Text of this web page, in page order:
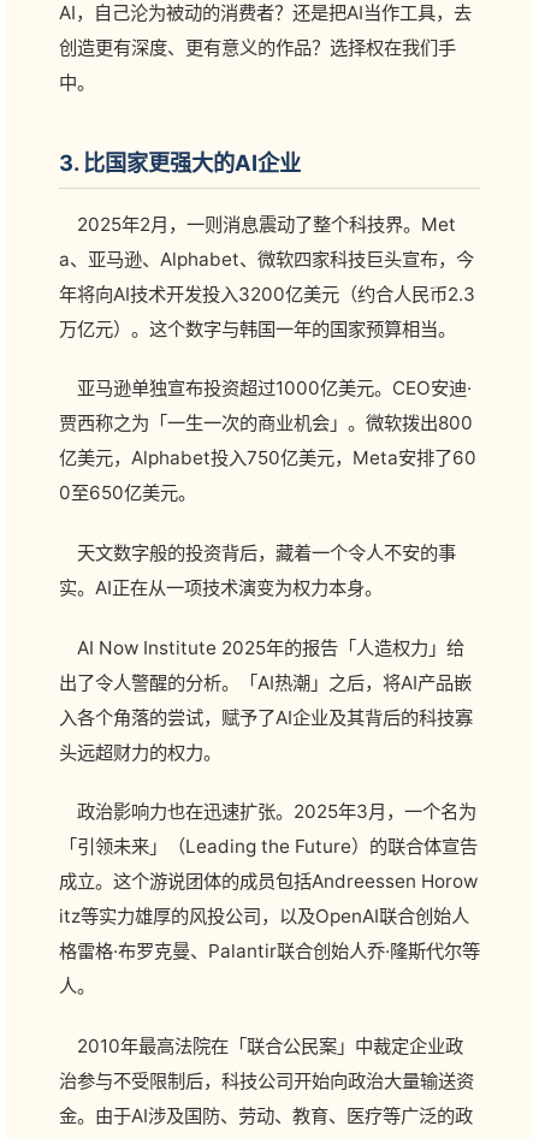
AI，自己沦为被动的消费者？还是把AI当作工具，去
创造更有深度、更有意义的作品？选择权在我们手
中。
3. 比国家更强大的AI企业
2025年2月，一则消息震动了整个科技界。Met
a、亚马逊、Alphabet、微软四家科技巨头宣布，今
年将向AI技术开发投入3200亿美元（约合人民币2.3
万亿元）。这个数字与韩国一年的国家预算相当。
亚马逊单独宣布投资超过1000亿美元。CEO安迪·
贾西称之为「一生一次的商业机会」。微软拨出800
亿美元，Alphabet投入750亿美元，Meta安排了60
0至650亿美元。
天文数字般的投资背后，藏着一个令人不安的事
实。AI正在从一项技术演变为权力本身。
AI Now Institute 2025年的报告「人造权力」给
出了令人警醒的分析。「AI热潮」之后，将AI产品嵌
入各个角落的尝试，赋予了AI企业及其背后的科技寡
头远超财力的权力。
政治影响力也在迅速扩张。2025年3月，一个名为
「引领未来」（Leading the Future）的联合体宣告
成立。这个游说团体的成员包括Andreessen Horow
itz等实力雄厚的风投公司，以及OpenAI联合创始人
格雷格·布罗克曼、Palantir联合创始人乔·隆斯代尔等
人。
2010年最高法院在「联合公民案」中裁定企业政
治参与不受限制后，科技公司开始向政治大量输送资
金。由于AI涉及国防、劳动、教育、医疗等广泛的政